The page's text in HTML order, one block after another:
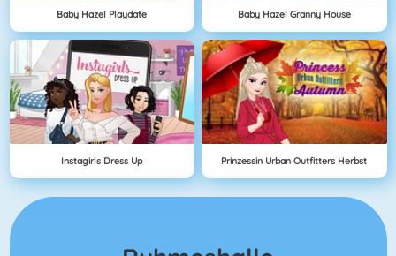
Baby Hazel Playdate Baby Hazel Granny House
Instagirls Dress Up Prinzessin Urban Outfitters Herbst